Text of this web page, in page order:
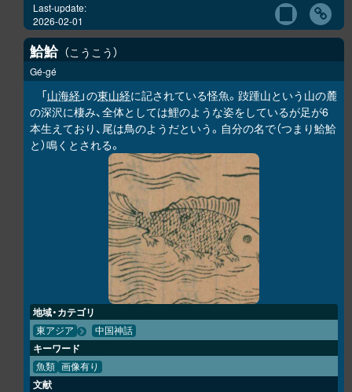
Last-update:
2026-02-01
鮯鮯 こうこう
Gé-gé
「山海経 」の東山経に記されている怪魚。跂踵山という山の麓
の深沢に棲み、全体としては鯉のような姿をしているが足が6
本生えており、尾は鳥のようだという。自分の名で（つまり鮯鮯
と）鳴くとされる。
地域・カテゴリ
東アジア 中国神話
キーワード
魚類 画像有り
文献